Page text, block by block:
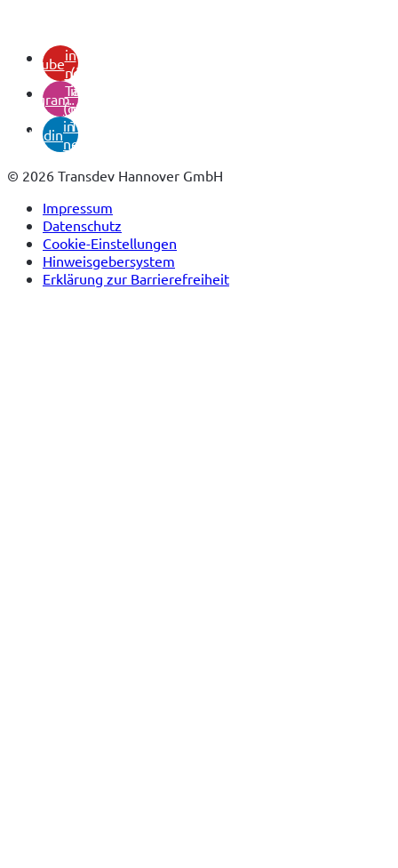
youtubein
neuem
Tab)
instagram
(öffnet
in
neuem
Tab)
linkedin
(öffnet
in
neuem
© 2026 Transdev Hannover GmbH
Impressum
Datenschutz
Cookie-Einstellungen
Hinweisgebersystem
Erklärung zur Barrierefreiheit